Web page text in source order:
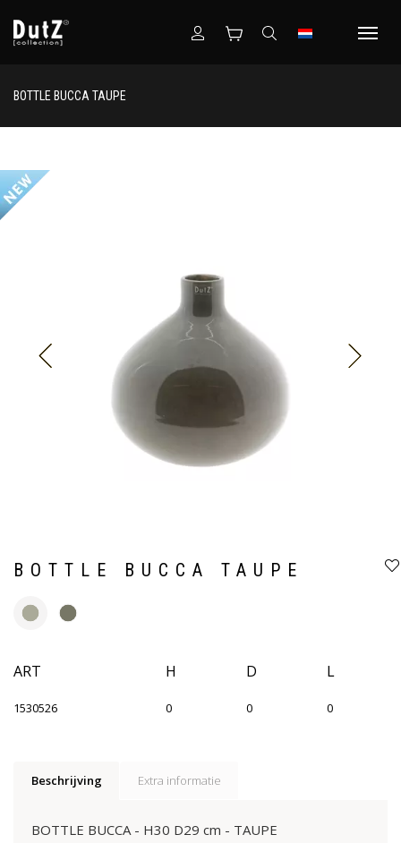
BOTTLE BUCCA TAUPE
BOTTLE BUCCA TAUPE
ART H D L
1530526 0 0 0
Beschrijving Extra informatie
BOTTLE BUCCA - H30 D29 cm - TAUPE